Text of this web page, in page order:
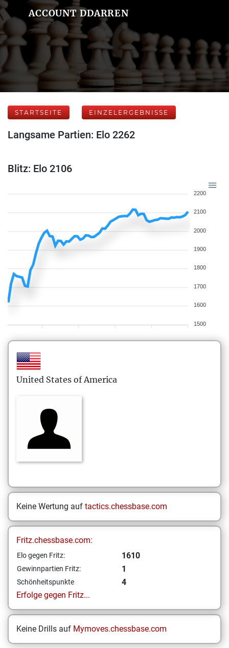
ACCOUNT DDARREN
STARTSEITE EINZELERGEBNISSE
Langsame Partien: Elo 2262
Blitz: Elo 2106
2200
2100
2000
1900
1800
1700
1600
1500
United States of America
Keine Wertung auf tactics.chessbase.com
Fritz.chessbase.com:
Elo gegen Fritz: 1610
Gewinnpartien Fritz: 1
Schönheitspunkte
4
Erfolge gegen Fritz...
Keine Drills auf Mymoves.chessbase.com